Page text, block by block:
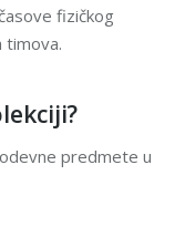
fizičkog
timova.
predmete u